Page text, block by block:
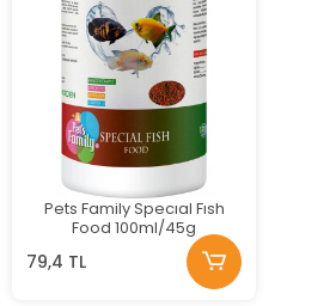
Pets Family Specıal Fısh
Food 100ml/45g
79,4 TL